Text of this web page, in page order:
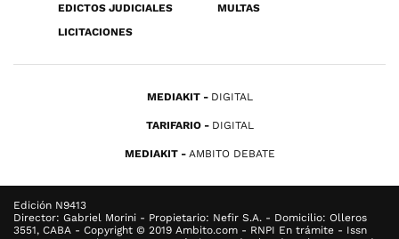
EDICTOS JUDICIALES
MULTAS
LICITACIONES
MEDIAKIT DIGITAL
TARIFARIO DIGITAL
MEDIAKIT AMBITO DEBATE
Edición N9413
Director: Gabriel Morini - Propietario: Nefir S.A. - Domicilio: Olleros
3551, CABA - Copyright © 2019 Ambito.com - RNPI En trámite - Issn